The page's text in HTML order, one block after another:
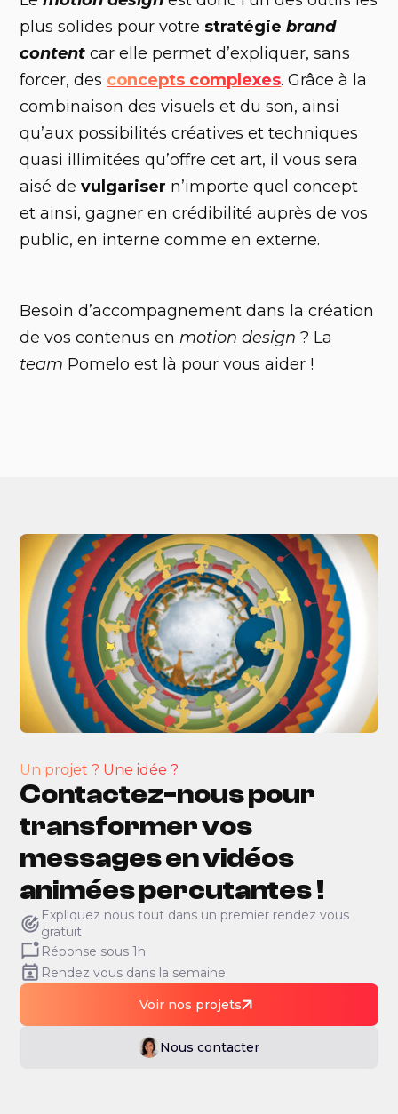
plus solides pour votre stratégiebrand
content car elle permet d’expliquer, sans
forcer, des concepts complexes. Grâce à la
combinaison des visuels et du son, ainsi
qu’aux possibilités créatives et techniques
quasi illimitées qu’offre cet art, il vous sera
aisé devulgariser n’importe quel concept
et ainsi, gagner en crédibilité auprès de vos
public, en interne comme en externe.
Besoin d’accompagnement dans la création
de vos contenus en motion design? La
team Pomelo est là pour vous aider !
Un projet ? Une idée ?
Contactez-nous pour
transformer vos
messages en vidéos
animées percutantes !
Expliquez nous tout dans un premier rendez vous
gratuit
Réponse sous 1h
Rendez vous dans la semaine
Voir nos projets
Nous contacter